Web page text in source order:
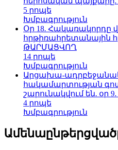
5 րոպե
Խմբագրություն
Օր 18. Հակառակորդը
հրթիռահրետանային
ԹԱՐՄԱՑՎՈՂ
14 րոպե
Խմբագրություն
Արցախա-
հակամարտության
շարունակվում են. օր
4 րոպե
Խմբագրություն